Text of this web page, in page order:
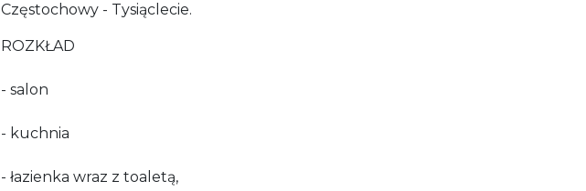
Częstochowy - Tysiąclecie.
ROZKŁAD
- salon
- kuchnia
- łazienka wraz z toaletą,